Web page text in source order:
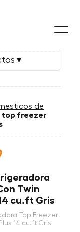
▾
de
top freezer
Twin
cu.ft Gris
Top Freezer
14 cu.ft Gris